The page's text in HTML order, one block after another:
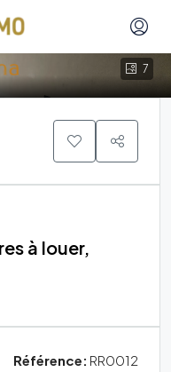
7
à louer,
Référence: RR0012